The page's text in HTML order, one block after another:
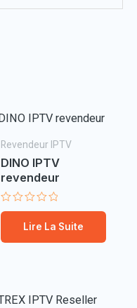
Revendeur IPTV
DINO IPTV
revendeur
Note
5
Lire La Suite